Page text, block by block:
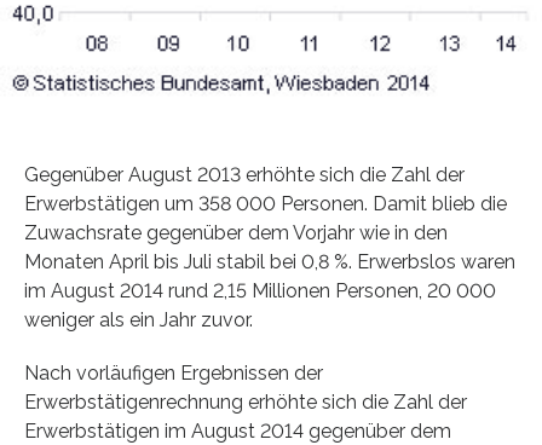
Gegenüber August 2013 erhöhte sich die Zahl der
Erwerbstätigen um 358 000 Personen. Damit blieb die
Zuwachsrate gegenüber dem Vorjahr wie in den
Monaten April bis Juli stabil bei 0,8 %. Erwerbslos waren
im August 2014 rund 2,15 Millionen Personen, 20 000
weniger als ein Jahr zuvor.
Nach vorläufigen Ergebnissen der
Erwerbstätigenrechnung erhöhte sich die Zahl der
Erwerbstätigen im August 2014 gegenüber dem